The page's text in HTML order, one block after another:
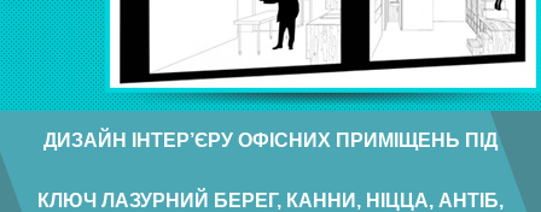
ДИЗАЙН ІНТЕР’ЄРУ ОФІСНИХ ПРИМІЩЕНЬ ПІД
КЛЮЧ ЛАЗУРНИЙ БЕРЕГ, КАННИ, НІЦЦА, АНТІБ,